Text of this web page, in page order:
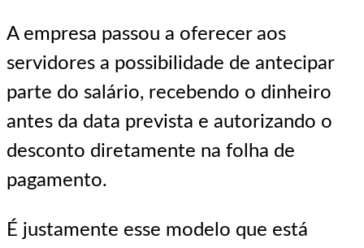
A empresa passou a oferecer aos
servidores a possibilidade de antecipar
parte do salário, recebendo o dinheiro
antes da data prevista e autorizando o
desconto diretamente na folha de
pagamento.
É justamente esse modelo que está